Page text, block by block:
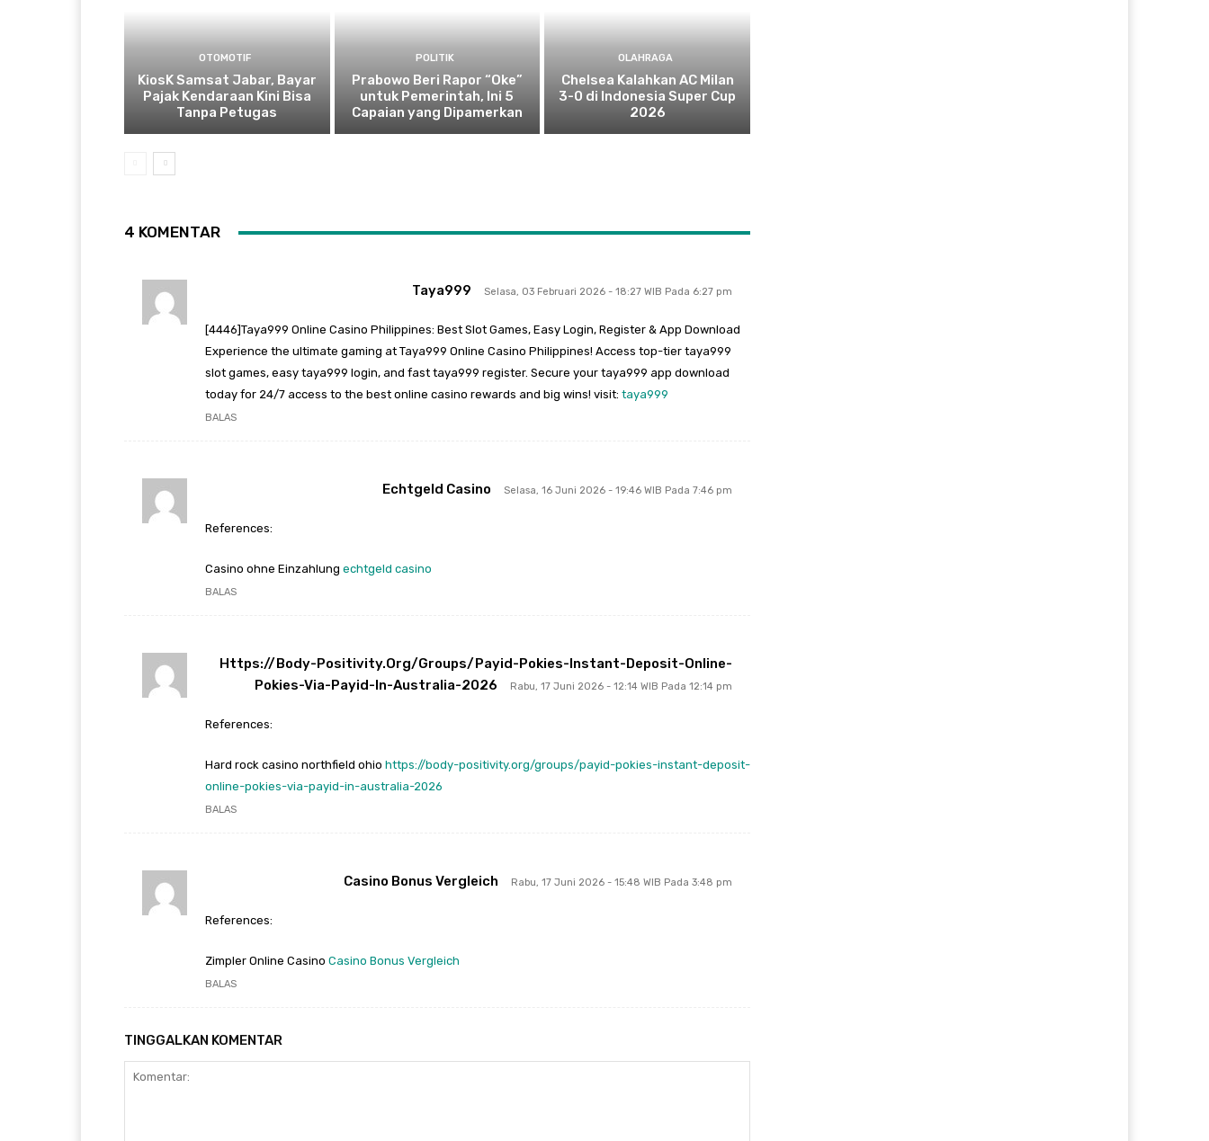
OTOMOTIF
KiosK Samsat Jabar, Bayar
Pajak Kendaraan Kini Bisa
Tanpa Petugas
POLITIK
Prabowo Beri Rapor “Oke”
untuk Pemerintah, Ini 5
Capaian yang Dipamerkan
OLAHRAGA
Chelsea Kalahkan AC Milan
3-0 di Indonesia Super Cup
2026
4 KOMENTAR
Taya999 Selasa, 03 Februari 2026 - 18:27 WIB Pada 6:27 pm
[4446]Taya999 Online Casino Philippines: Best Slot Games, Easy Login, Register & App Download
Experience the ultimate gaming at Taya999 Online Casino Philippines! Access top-tier taya999
slot games, easy taya999 login, and fast taya999 register. Secure your taya999 app download
today for 24/7 access to the best online casino rewards and big wins! visit: taya999
BALAS
Echtgeld Casino Selasa, 16 Juni 2026 - 19:46 WIB Pada 7:46 pm
References:
Casino ohne Einzahlung echtgeld casino
BALAS
Https://body-Positivity.org/groups/payid-Pokies-Instant-Deposit-Online-
Pokies-Via-Payid-In-Australia-2026
Rabu, 17 Juni 2026 - 12:14 WIB Pada 12:14 pm
References:
Hard rock casino northfield ohio https://body-positivity.org/groups/payid-pokies-instant-deposit-
online-pokies-via-payid-in-australia-2026
BALAS
Casino Bonus Vergleich Rabu, 17 Juni 2026 - 15:48 WIB Pada 3:48 pm
References:
Zimpler Online Casino Casino Bonus Vergleich
BALAS
TINGGALKAN KOMENTAR